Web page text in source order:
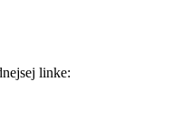
linke: